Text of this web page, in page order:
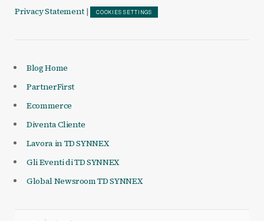
Privacy Statement | COOKIES SETTINGS
Blog Home
PartnerFirst
Ecommerce
Diventa Cliente
Lavora in TD SYNNEX
Gli Eventi di TD SYNNEX
Global Newsroom TD SYNNEX